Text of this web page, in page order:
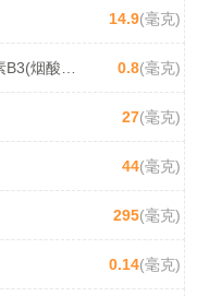
14.9(毫克)
维生素B3(烟酸/尼克酸) 0.8(毫克)
27(毫克)
44(毫克)
295(毫克)
0.14(毫克)